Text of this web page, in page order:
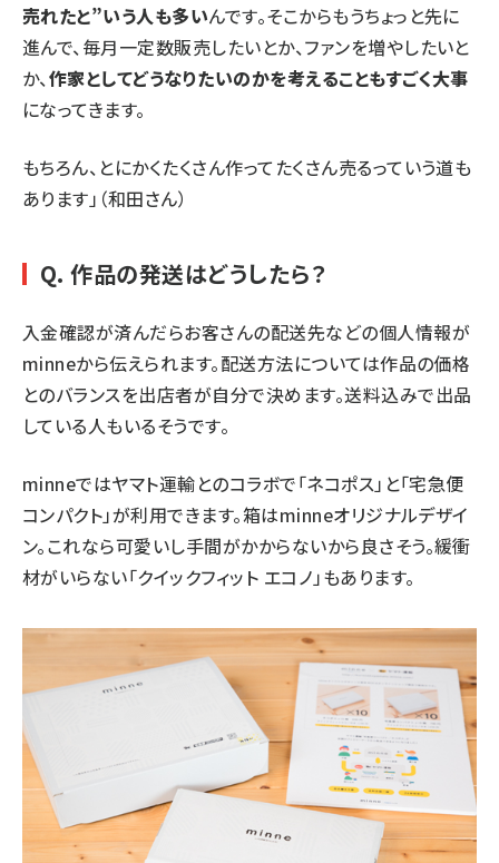
売れたと”いう人も多いんです。そこからもうちょっと先に
進んで、毎月一定数販売したいとか、ファンを増やしたいと
か、作家としてどうなりたいのかを考えることもすごく大事
になってきます。
もちろん、とにかくたくさん作ってたくさん売るっていう道も
あります」（和田さん）
Q. 作品の発送はどうしたら？
入金確認が済んだらお客さんの配送先などの個人情報が
minneから伝えられます。配送方法については作品の価格
とのバランスを出店者が自分で決めます。送料込みで出品
している人もいるそうです。
minneではヤマト運輸とのコラボで「ネコポス」と「宅急便
コンパクト」が利用できます。箱はminneオリジナルデザイ
ン。これなら可愛いし手間がかからないから良さそう。緩衝
材がいらない「クイックフィット エコノ」もあります。